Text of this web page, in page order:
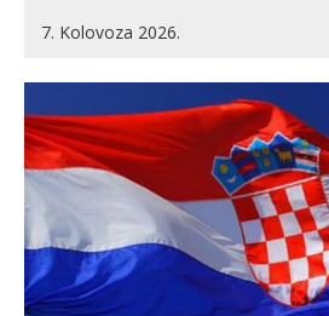
7. Kolovoza 2026.